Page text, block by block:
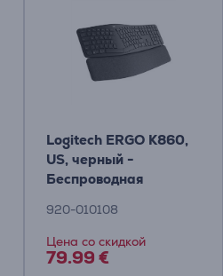
Logitech ERGO K860,
US, черный -
Беспроводная
920-010108
Цена со скидкой
79.99 €